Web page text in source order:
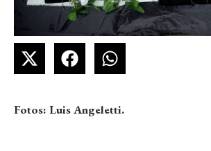
Fotos: Luis Angeletti.